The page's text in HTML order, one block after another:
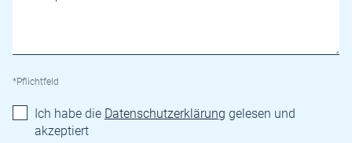
*Pflichtfeld
Ich habe die Datenschutzerklärung gelesen und
akzeptiert